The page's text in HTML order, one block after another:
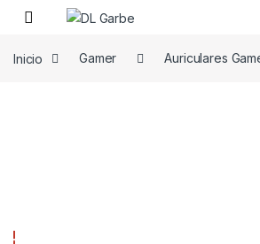
Inicio Gamer Auriculares